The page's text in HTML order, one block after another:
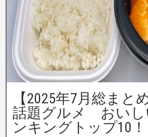
【2025年7月総まと
話題グルメ おいし
ンキングトップ10！